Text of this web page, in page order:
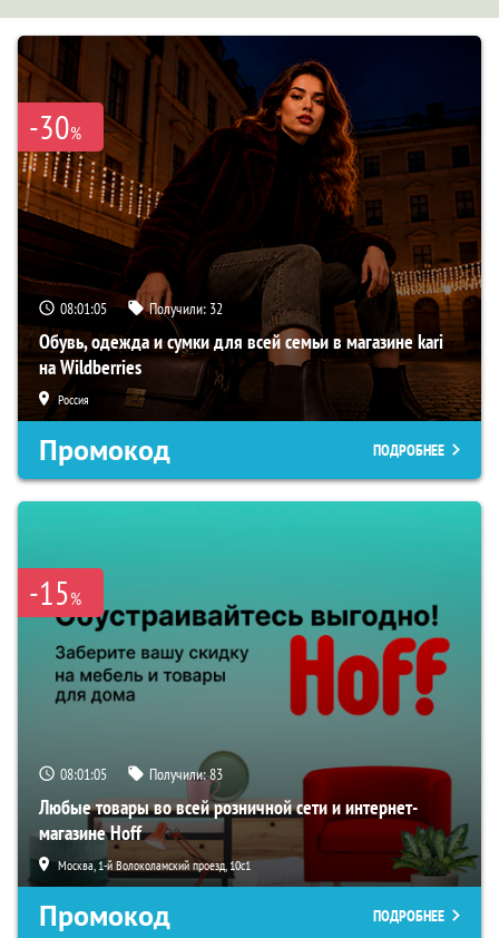
-30%
08:01:04 Получили: 32
Обувь, одежда и сумки для всей семьи в магазине kari
на Wildberries
Россия
Промокод ПОДРОБНЕЕ
-15%
08:01:04 Получили:83
Любые товары во всей розничной сети и интернет-
магазине Hoff
Москва, 1-й Волоколамский проезд, 10с1
Промокод ПОДРОБНЕЕ